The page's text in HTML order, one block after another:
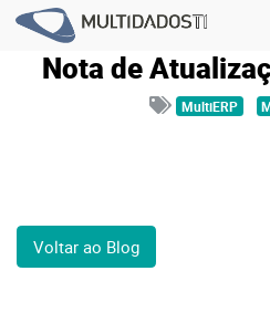
Nota de
MultiERP
Voltar ao Blog